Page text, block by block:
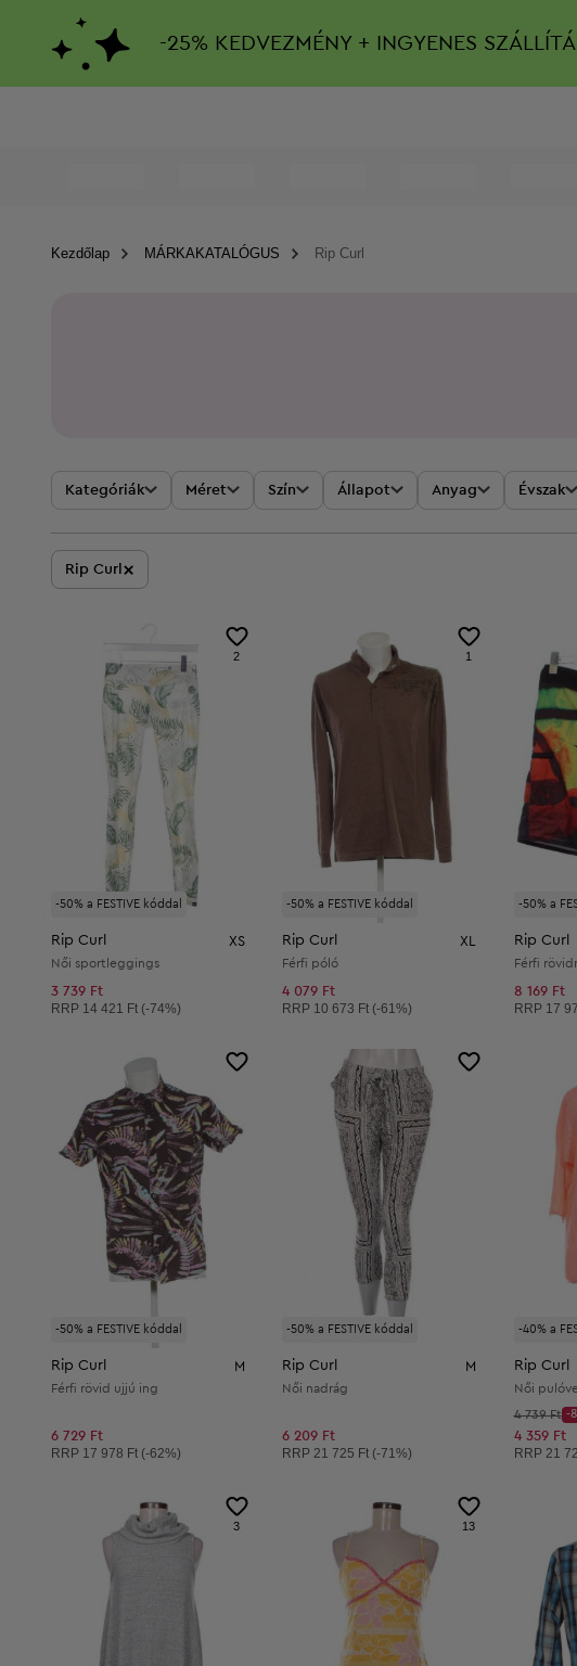
-25% KEDVEZMÉNY + INGYENES
Kezdőlap MÁRKAKATALÓGUS Rip Curl
Kategóriák Méret Szín Állapot Anyag Évszak
Rip Curl ×
-50% a FESTIVE kóddal
2
Rip Curl XS
Női sportleggings
3 739 Ft
Ajánlott ár:
RRP 14 421 Ft (-74%)
-50% a FESTIVE kóddal
1
Rip Curl XL
Férfi póló
4 079 Ft
Ajánlott ár:
RRP 10 673 Ft (-61%)
-50% a
Rip Curl
Férfi
8 169 Ft
Ajánlott ár:
RRP 17
-50% a FESTIVE kóddal
Rip Curl M
Férfi rövid ujjú ing
6 729 Ft
Ajánlott ár:
RRP 17 978 Ft (-62%)
-50% a FESTIVE kóddal
Rip Curl M
Női nadrág
6 209 Ft
Ajánlott ár:
RRP21 725 Ft (-71%)
-40% a
Rip Curl
Női
Kezdő ár:
4 739 Ft -
4 359 Ft
Ajánlott ár:
RRP 21
3 13